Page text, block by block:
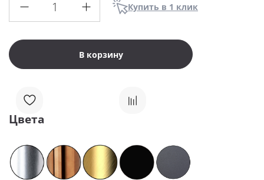
В корзину
Купить в 1 клик
Цвета